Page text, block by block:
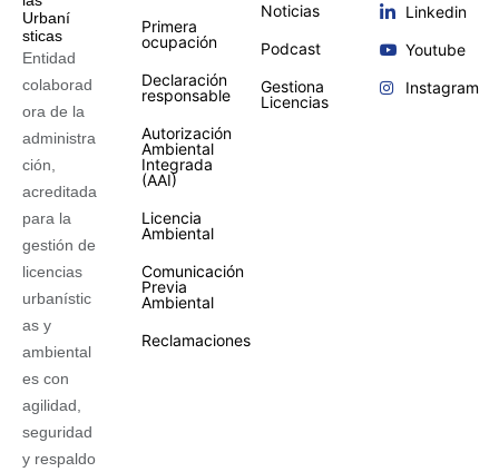
Entidad
colaborad
ora de la
administra
ción,
acreditada
para la
gestión de
licencias
urbanístic
as y
ambiental
es con
agilidad,
seguridad
y respaldo
Primera
ocupación
Declaración
responsable
Autorización
Ambiental
Integrada
(AAI)
Licencia
Ambiental
Comunicación
Previa
Ambiental
Reclamaciones
Noticias
Podcast
Gestiona
Licencias
Linkedin
Youtube
Instagram